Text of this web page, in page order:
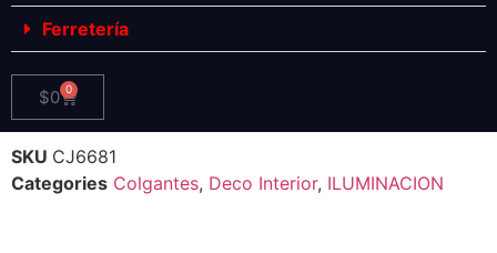
Ferretería
$0 0
SKU CJ6681
Categories Colgantes, Deco Interior, ILUMINACION